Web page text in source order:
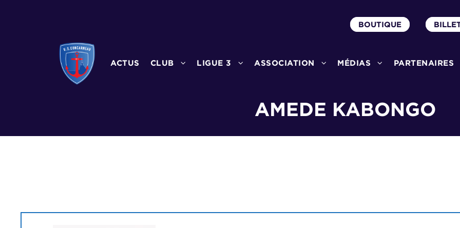
BOUTIQUE
ACTUS CLUB LIGUE 3 ASSOCIATION MÉDIAS PARTENAIRES
AMEDE KABONGO